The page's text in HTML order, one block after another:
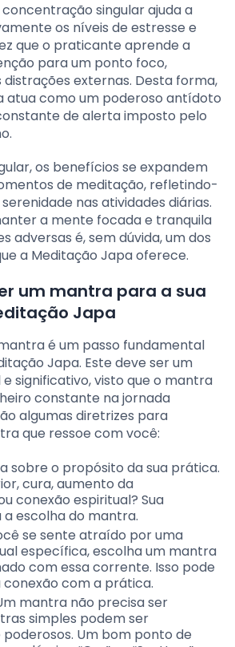
singular ajuda a
os níveis de estresse e
que o praticante aprende a
para um ponto foco,
externas. Desta forma,
atua como um poderoso antídoto
de alerta imposto pelo
os benefícios se expandem
de meditação, refletindo-
nas atividades diárias.
a mente focada e tranquila
adversas é, sem dúvida, um dos
a Meditação Japa oferece.
um mantra para a sua
Japa
é um passo fundamental
Japa. Este deve ser um
significativo, visto que o mantra
constante na jornada
algumas diretrizes para
que ressoe com você:
sobre o propósito da sua prática.
cura, aumento da
conexão espiritual? Sua
escolha do mantra.
se sente atraído por uma
específica, escolha um mantra
com essa corrente. Isso pode
com a prática.
mantra não precisa ser
simples podem ser
Um bom ponto de